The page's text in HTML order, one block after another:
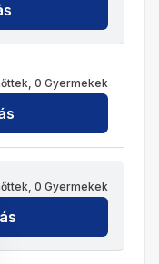
0 Gyermekek
0 Gyermekek